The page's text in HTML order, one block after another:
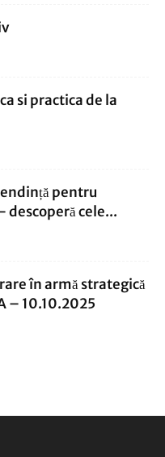
si practica de la
pentru
descoperă cele...
în armă strategică
– 10.10.2025